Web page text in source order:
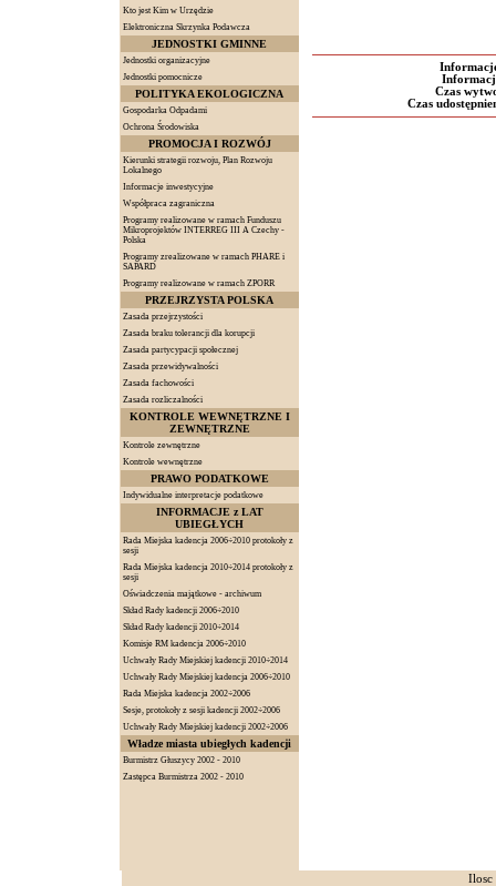
Kto jest Kim w Urzędzie
Elektroniczna Skrzynka Podawcza
JEDNOSTKI GMINNE
Jednostki organizacyjne
Jednostki pomocnicze
POLITYKA EKOLOGICZNA
Gospodarka Odpadami
Ochrona Środowiska
PROMOCJA I ROZWÓJ
Kierunki strategii rozwoju, Plan Rozwoju
Lokalnego
Informacje inwestycyjne
Współpraca zagraniczna
Programy realizowane w ramach Funduszu
Mikroprojektów INTERREG III A Czechy -
Polska
Programy zrealizowane w ramach PHARE i
SAPARD
Programy realizowane w ramach ZPORR
PRZEJRZYSTA POLSKA
Zasada przejrzystości
Zasada braku tolerancji dla korupcji
Zasada partycypacji społecznej
Zasada przewidywalności
Zasada fachowości
Zasada rozliczalności
KONTROLE WEWNĘTRZNE I
ZEWNĘTRZNE
Kontrole zewnętrzne
Kontrole wewnętrzne
PRAWO PODATKOWE
Indywidualne interpretacje podatkowe
INFORMACJE z LAT
UBIEGŁYCH
Rada Miejska kadencja 2006÷2010 protokoły z
sesji
Rada Miejska kadencja 2010÷2014 protokoły z
sesji
Oświadczenia majątkowe - archiwum
Skład Rady kadencji 2006÷2010
Skład Rady kadencji 2010÷2014
Komisje RM kadencja 2006÷2010
Uchwały Rady Miejskiej kadencji 2010÷2014
Uchwały Rady Miejskiej kadencja 2006÷2010
Rada Miejska kadencja 2002÷2006
Sesje, protokoły z sesji kadencji 2002÷2006
Uchwały Rady Miejskiej kadencji 2002÷2006
Władze miasta ubiegłych kadencji
Burmistrz Głuszycy 2002 - 2010
Zastępca Burmistrza 2002 - 2010
Czas
Czas
Ilosc